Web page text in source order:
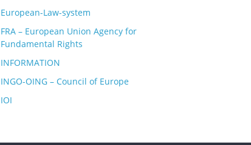
European-Law-system
FRA – European Union Agency for
Fundamental Rights
INFORMATION
INGO-OING – Council of Europe
IOI